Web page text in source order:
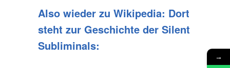
Also wieder zu Wikipedia: Dort
steht zur Geschichte der Silent
Subliminals:
→